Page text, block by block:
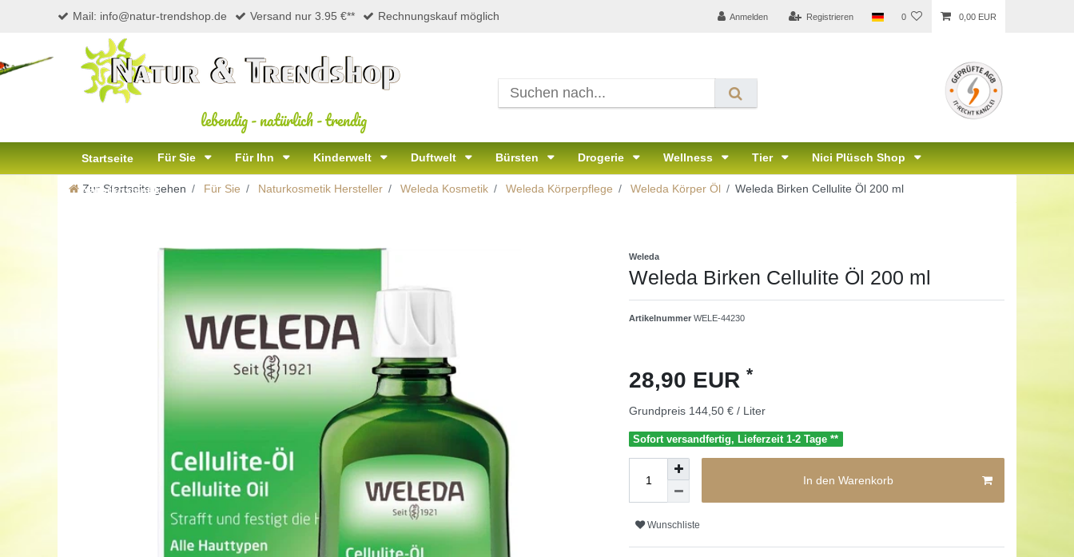
Mail: info@natur-trendshop.de Versand nur 3.95 €** Rechnungskauf möglich Anmelden Registrieren 0 0,00 EUR
lebendig-natürlich-trendig
Startseite Für Sie Für Ihn Kinderwelt Duftwelt Bürsten Drogerie Wellness Tier Nici Plüsch Shop
Naturkosmetik
Zur Startseite gehen Für Sie Naturkosmetik Hersteller Weleda Kosmetik Weleda Körperpflege Weleda Körper Öl Weleda Birken Cellulite Öl 200 ml
Weleda
Weleda Birken Cellulite Öl 200 ml
Artikelnummer WELE-44230
28,90 EUR *
Grundpreis 144,50 € / Liter
Sofort versandfertig, Lieferzeit 1-2 Tage **
In den Warenkorb
Wunschliste